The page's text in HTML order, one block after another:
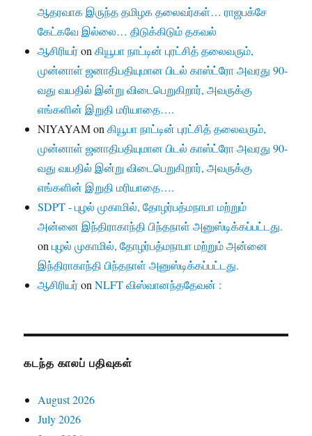
ஆதரவாக இருந்த தமிழக தலைவர்கள்… ராஜபக்சே
கேட்கவே இல்லை… திடுக்கிடும் தகவல்
ஆசிரியர்onகியூபா நாட்டின் புரட்சித் தலைவரும்,
முன்னாள் ஜனாதிபதியுமான பிடல் காஸ்ட்ரோ அவரது 90-
வது வயதில் இன்று விடைபெறுகிறார், அவருக்கு
எங்களின் இறுதி மரியாதை….
NIYAYAMonகியூபா நாட்டின் புரட்சித் தலைவரும்,
முன்னாள் ஜனாதிபதியுமான பிடல் காஸ்ட்ரோ அவரது 90-
வது வயதில் இன்று விடைபெறுகிறார், அவருக்கு
எங்களின் இறுதி மரியாதை….
SDPT - புழல் முகாமில், தோழர்பத்மநாபா மற்றும்
அன்னை இந்திராகாந்தி பிந்தநாள் அனுஸ்டிக்கப்பட்டது.
onபுழல் முகாமில், தோழர்பத்மநாபா மற்றும் அன்னை
இந்திராகாந்தி பிந்தநாள் அனுஸ்டிக்கப்பட்டது.
ஆசிரியர்onNLFT விஸ்வானந்ததேவன் :
கடந்த காலப் பதிவுகள்
August 2026
July 2026